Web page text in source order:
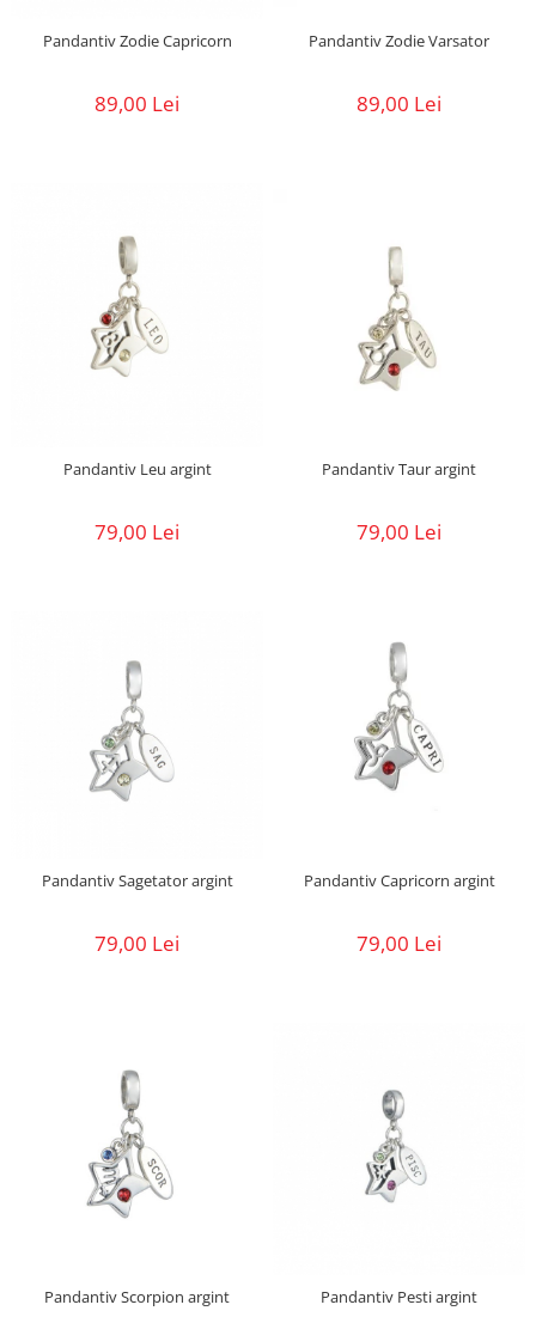
Pandantiv Zodie Capricorn
89,00 Lei
Pandantiv Zodie Varsator
89,00 Lei
Pandantiv Leu argint
79,00 Lei
Pandantiv Taur argint
79,00 Lei
Pandantiv Sagetator argint
79,00 Lei
Pandantiv Capricorn argint
79,00 Lei
Pandantiv Scorpion argint Pandantiv Pesti argint